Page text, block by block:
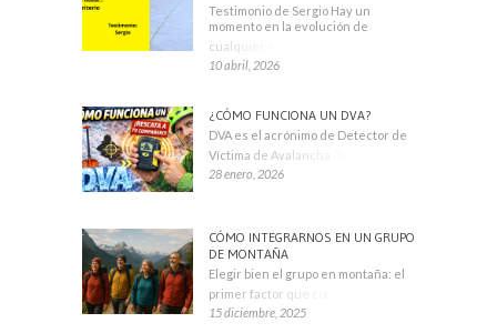
Testimonio de Sergio Hay un
momento en la evolución de
cualquier montañero
10 abril, 2026
¿CÓMO FUNCIONA UN DVA?
DVA es el acrónimo de Detector de
Víctima de Avalancha. También se
28 enero, 2026
CÓMO INTEGRARNOS EN UN GRUPO
DE MONTAÑA
Elegir bien el grupo en montaña: el
primer factor que condiciona tu
15 diciembre, 2025